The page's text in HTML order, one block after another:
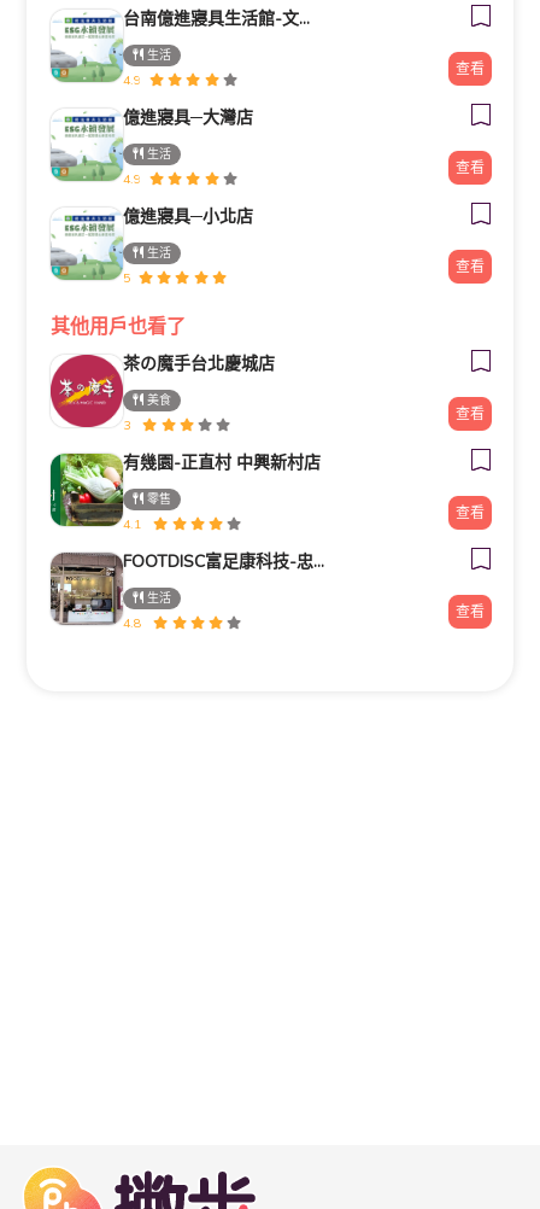
台南億進寢具生活館-文化門市
生活
4.9
查看
億進寢具─大灣店
生活
4.9
查看
億進寢具─小北店
生活
5
查看
其他用戶也看了
茶の魔手台北慶城店
美食
3
查看
有幾園-正直村 中興新村店
零售
4.1
查看
FOOTDISC富足康科技-忠孝直營門市
生活
4.8
查看